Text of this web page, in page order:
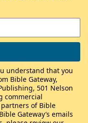
understand that you
Bible Gateway,
501 Nelson
commercial
of Bible
Gateway’s emails